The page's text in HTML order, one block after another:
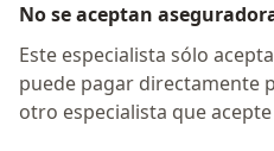
No se aceptan
Este especialista sólo
puede pagar directamente
otro especialista que